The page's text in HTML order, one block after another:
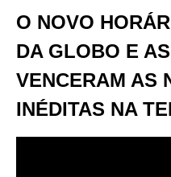
O NOVO
DA GLOBO E
VENCERAM AS
INÉDITAS NA